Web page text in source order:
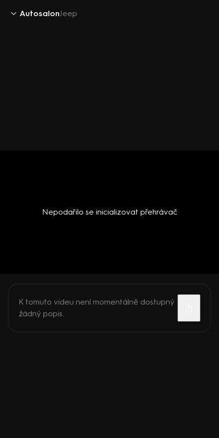
AutosalonJeep
Nepodařilo se inicializovat přehrávač
K tomuto videu není momentálně dostupný
žádný popis.